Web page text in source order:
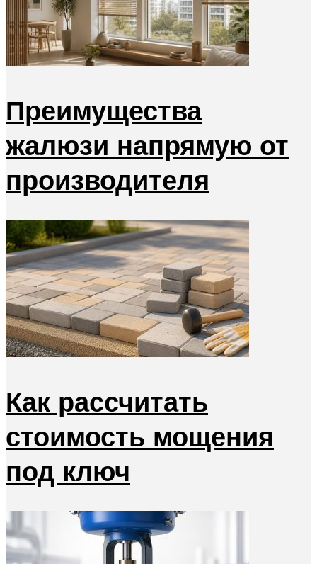
Преимущества
жалюзи напрямую от
производителя
Как рассчитать
стоимость мощения
под ключ